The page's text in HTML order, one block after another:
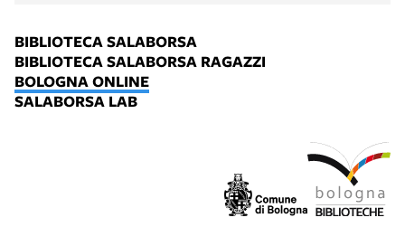
BIBLIOTECA SALABORSA
BIBLIOTECA SALABORSA RAGAZZI
BOLOGNA ONLINE
SALABORSA LAB